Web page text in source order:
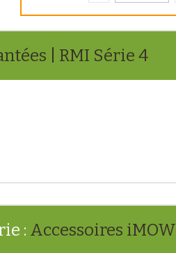
| RMI Série 4
: Accessoires iMOW